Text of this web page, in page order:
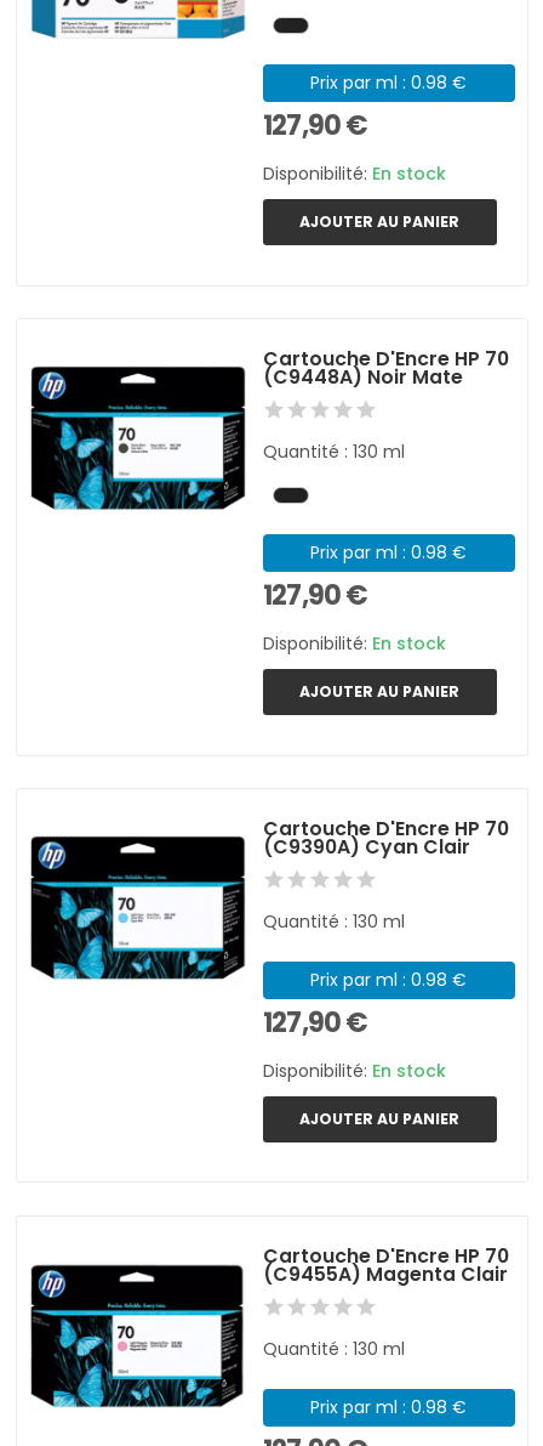
Prix par ml : 0.98 €
127,90 €
Disponibilité: En stock
AJOUTER AU PANIER
Cartouche D'Encre HP 70
(C9448A) Noir Mate
Quantité : 130 ml
Prix par ml : 0.98 €
127,90 €
Disponibilité: En stock
AJOUTER AU PANIER
Cartouche D'Encre HP 70
(C9390A) Cyan Clair
Quantité : 130 ml
Prix par ml : 0.98 €
127,90 €
Disponibilité: En stock
AJOUTER AU PANIER
Cartouche D'Encre HP 70
(C9455A) Magenta Clair
Quantité : 130 ml
Prix par ml : 0.98 €